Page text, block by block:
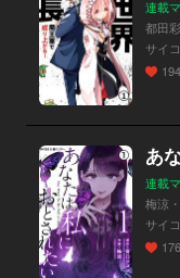
連載
都田
サイコ
あ
連載
梅涼
サイコ